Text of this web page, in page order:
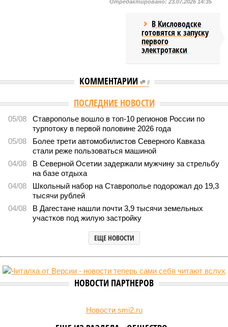
Отредактировано: 23.07.2026 14:35
В Кисловодске
готовятся к запуску
первого
электротакси
КОММЕНТАРИИ 0
Версия //Общество //
В Дагестане после ливней 18 сёл остаются без
В Дагестане после ливней 18 сёл остаются без
транспортного сообщения
Отрезанные от большой земли
В Дагестане после ливней 18 сёл остаются без транспортного сообщения
(фото: Министерство транспорта и дорожного хозяйства Республики
Министерство транспорта Республики Дагестан обнародовало
актуальную сводку о ходе ликвидации последствий мощных
Согласно официальным данным на 13 июля, дорожным
службам удалось восстановить транспортное сообщение